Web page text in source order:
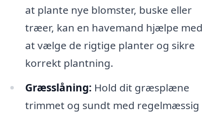
at plante nye blomster, buske eller
træer, kan en havemand hjælpe med
at vælge de rigtige planter og sikre
korrekt plantning.
Græsslåning: Hold dit græsplæne
trimmet og sundt med regelmæssig